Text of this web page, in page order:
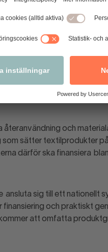
Detta måste ske
för oss att delta i
textil
avfallsdirektiv innebär att
och
sätter textilprodukter
därför ska finansiera
ansluta sig till ett nationellt
och praktiskt
att omfatta